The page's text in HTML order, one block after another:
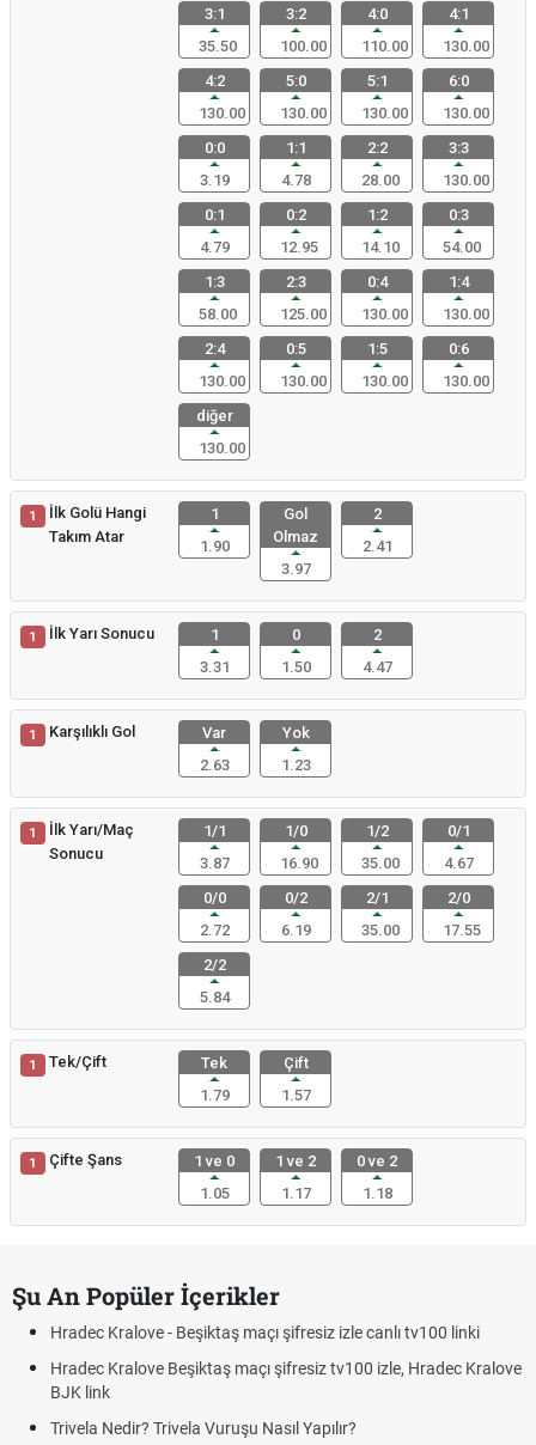
3:1
35.50
3:2
100.00
4:0
110.00
4:1
130.00
4:2
130.00
5:0
130.00
5:1
130.00
6:0
130.00
0:0
3.19
1:1
4.78
2:2
28.00
3:3
130.00
0:1
4.79
0:2
12.95
1:2
14.10
0:3
54.00
1:3
58.00
2:3
125.00
0:4
130.00
1:4
130.00
2:4
130.00
0:5
130.00
1:5
130.00
0:6
130.00
diğer
130.00
1
İlk Golü Hangi
Takım Atar
1
1.90
Gol
Olmaz
3.97
2
2.41
1 İlk Yarı Sonucu
1
3.31
0
1.50
2
4.47
1 Karşılıklı Gol
Var
2.63
Yok
1.23
1
İlk Yarı/Maç
Sonucu
1/1
3.87
1/0
16.90
1/2
35.00
0/1
4.67
0/0
2.72
0/2
6.19
2/1
35.00
2/0
17.55
2/2
5.84
1 Tek/Çift
Tek
1.79
Çift
1.57
1 Çifte Şans
1 ve 0
1.05
1 ve 2
1.17
0 ve 2
1.18
Şu An Popüler İçerikler
Hradec Kralove - Beşiktaş maçı şifresiz izle canlı tv100 linki
Hradec Kralove Beşiktaş maçı şifresiz tv100 izle, Hradec Kralove
BJK link
Trivela Nedir? Trivela Vuruşu Nasıl Yapılır?